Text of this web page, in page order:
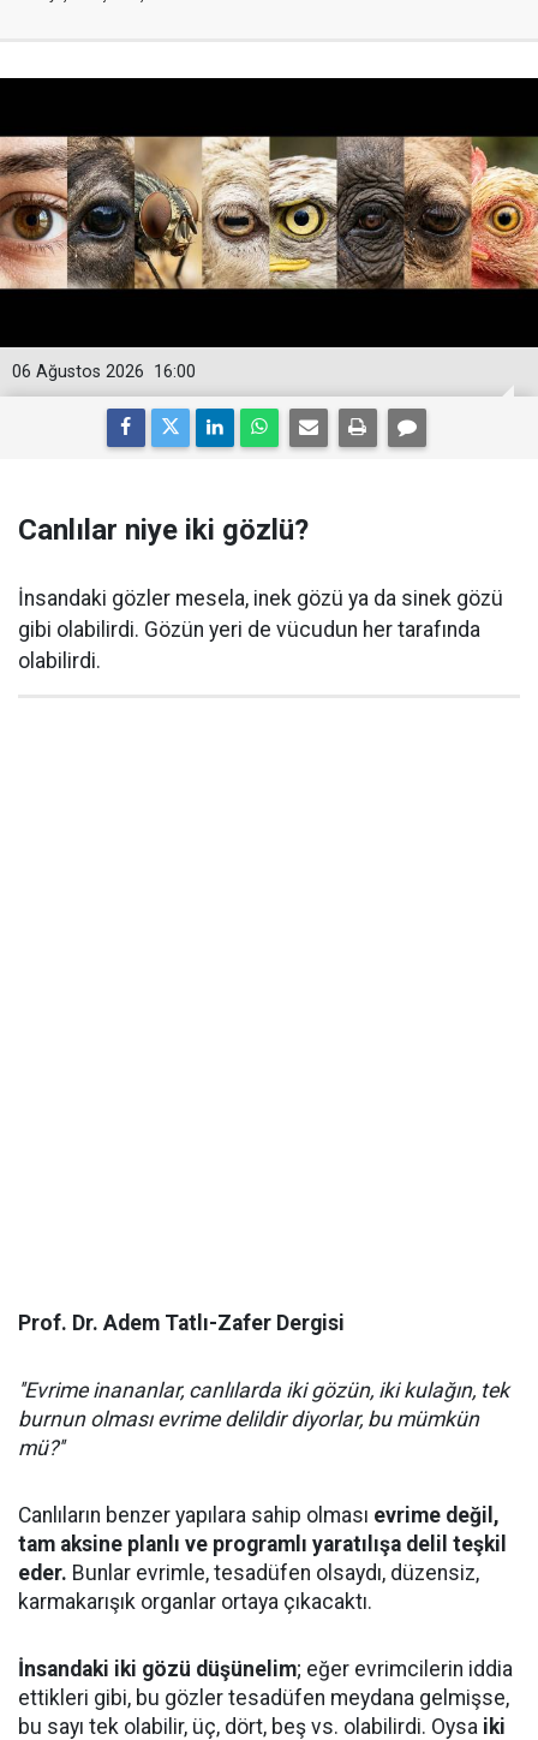
16:00
06 Ağustos 2026
Canlılar niye iki gözlü?
İnsandaki gözler mesela, inek gözü ya da sinek gözü
gibi olabilirdi. Gözün yeri de vücudun her tarafında
olabilirdi.
Prof. Dr. Adem Tatlı-Zafer Dergisi
''Evrime inananlar, canlılarda iki gözün, iki kulağın, tek
burnun olması evrime delildir diyorlar, bu mümkün
mü?''
Canlıların benzer yapılara sahip olması evrime değil,
tam aksine planlı ve programlı yaratılışa delil teşkil
eder. Bunlar evrimle, tesadüfen olsaydı, düzensiz,
karmakarışık organlar ortaya çıkacaktı.
İnsandaki iki gözü düşünelim; eğer evrimcilerin iddia
ettikleri gibi, bu gözler tesadüfen meydana gelmişse,
bu sayı tek olabilir, üç, dört, beş vs. olabilirdi. Oysa iki